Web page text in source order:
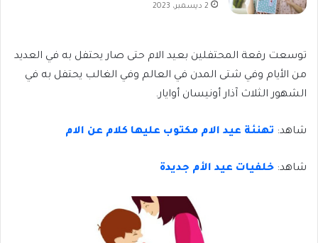
2 ديسمبر، 2023
توسعت رقعة المحتفلين بعيد الام حتى صار يحتفل به في العديد
من الأيام وفي شتى المدن في العالم وفي الغالب يحتفل به في
الشهور الثلاث آذار أونيسان أوايار.
شاهد: تهنئة عيد الام مكتوب عليها كلام عن الام
شاهد: خلفيات عيد الأم جديدة